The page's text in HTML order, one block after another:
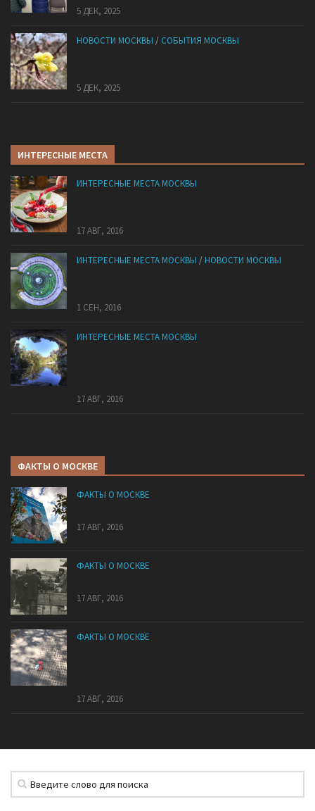
5 ДЕК, 2025
НОВОСТИ МОСКВЫ / СОБЫТИЯ МОСКВЫ
5 ДЕК, 2025
ИНТЕРЕСНЫЕ МЕСТА
ИНТЕРЕСНЫЕ МЕСТА МОСКВЫ
17 АВГ, 2016
ИНТЕРЕСНЫЕ МЕСТА МОСКВЫ /НОВОСТИ МОСКВЫ
1 СЕН, 2016
ИНТЕРЕСНЫЕ МЕСТА МОСКВЫ
17 АВГ, 2016
ФАКТЫ О МОСКВЕ
ФАКТЫ О МОСКВЕ
17 АВГ, 2016
ФАКТЫ О МОСКВЕ
17 АВГ, 2016
ФАКТЫ О МОСКВЕ
17 АВГ, 2016